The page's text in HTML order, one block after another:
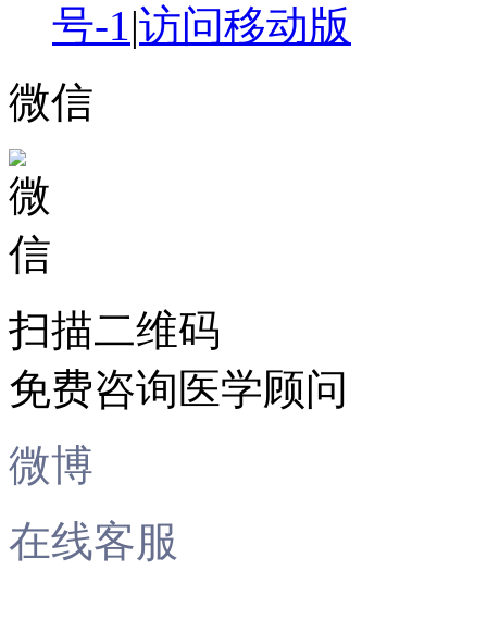
号-1|访问移动版
微信
扫描二维码
免费咨询医学顾问
微博
在线客服